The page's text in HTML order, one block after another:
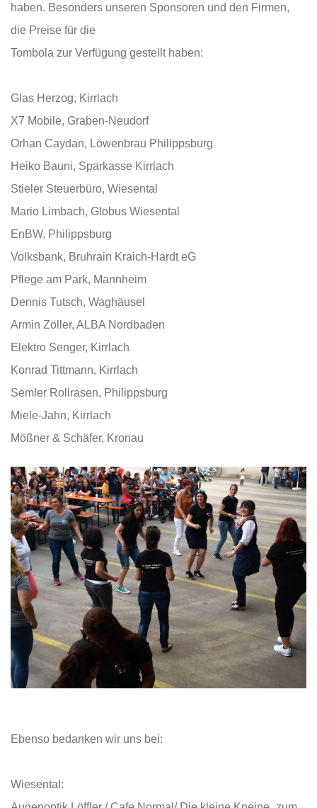
haben. Besonders unseren Sponsoren und den Firmen,
die Preise für die
Tombola zur Verfügung gestellt haben:
Glas Herzog, Kirrlach
X7 Mobile, Graben-Neudorf
Orhan Caydan, Löwenbrau Philippsburg
Heiko Bauni, Sparkasse Kirrlach
Stieler Steuerbüro, Wiesental
Mario Limbach, Globus Wiesental
EnBW, Philippsburg
Volksbank, Bruhrain Kraich-Hardt eG
Pflege am Park, Mannheim
Dennis Tutsch, Waghäusel
Armin Zöller, ALBA Nordbaden
Elektro Senger, Kirrlach
Konrad Tittmann, Kirrlach
Semler Rollrasen, Philippsburg
Miele-Jahn, Kirrlach
Mößner & Schäfer, Kronau
Ebenso bedanken wir uns bei:
Wiesental: